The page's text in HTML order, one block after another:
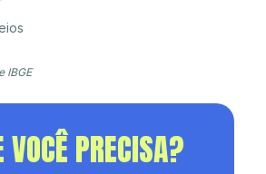
IBGE
VOCÊ PRECISA?